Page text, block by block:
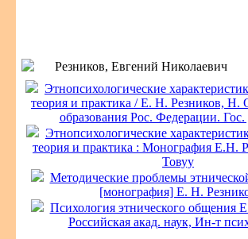
Резников, Евгений Николаевич
Этнопсихологические
теория и практика / Е. Н. Резников,
образования Рос. Федерации. Гос.
Этнопсихологические
теория и практика : Монография Е.Н.
Товуу
Методические проблемы
[монография] Е. Н.
Психология этнического общения
Российская акад. наук, Ин-т